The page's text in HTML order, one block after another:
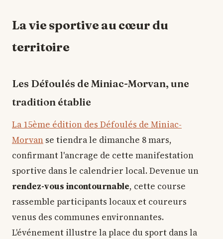
La vie sportive au cœur du
territoire
Les Défoulés de Miniac-Morvan, une
tradition établie
La 15ème édition des Défoulés de Miniac-
Morvan se tiendra le dimanche 8 mars,
confirmant l'ancrage de cette manifestation
sportive dans le calendrier local. Devenue un
rendez-vous incontournable, cette course
rassemble participants locaux et coureurs
venus des communes environnantes.
L'événement illustre la place du sport dans la